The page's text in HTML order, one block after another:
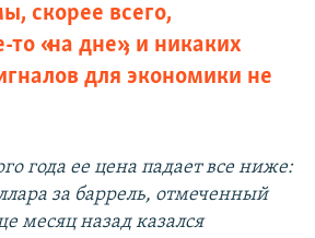
скорее всего,
то «на дне», и никаких
для экономики не
года ее цена падает все ниже:
за баррель, отмеченный
месяц назад казался